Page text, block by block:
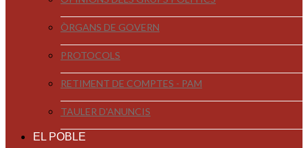
ÒRGANS DE GOVERN
PROTOCOLS
RETIMENT DE COMPTES - PAM
TAULER D'ANUNCIS
EL POBLE